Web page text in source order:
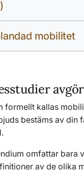
mobilitet
formellt kallas
bestäms av din
omfattar bara
av de olika